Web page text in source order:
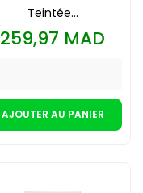
Teintée...
Prix
259,97 MAD
AJOUTER AU PANIER